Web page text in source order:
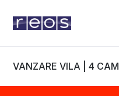
VANZARE VILA | 4